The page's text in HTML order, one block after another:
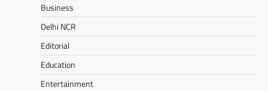
Business
Delhi NCR
Editorial
Education
Entertainment